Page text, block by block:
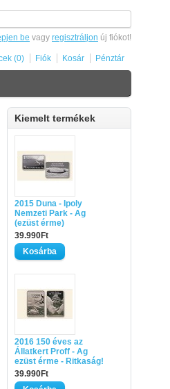
be vagy regisztráljon új fiókot!
(0) Fiók Kosár Pénztár
Kiemelt termékek
2015 Duna - Ipoly
Nemzeti Park - Ag
(ezüst érme)
39.990Ft
2016 150 éves az
Állatkert Proff - Ag
ezüst érme - Ritkaság!
39.990Ft